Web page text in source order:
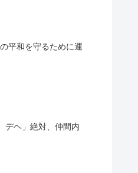
平和を守るために運
デヘ」絶対、仲間内